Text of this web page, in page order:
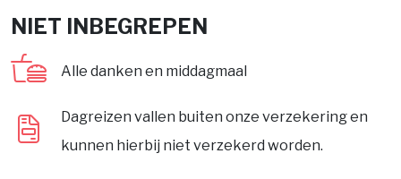
NIET INBEGREPEN
Alle danken en middagmaal
Dagreizen vallen buiten onze verzekering en
kunnen hierbij niet verzekerd worden.